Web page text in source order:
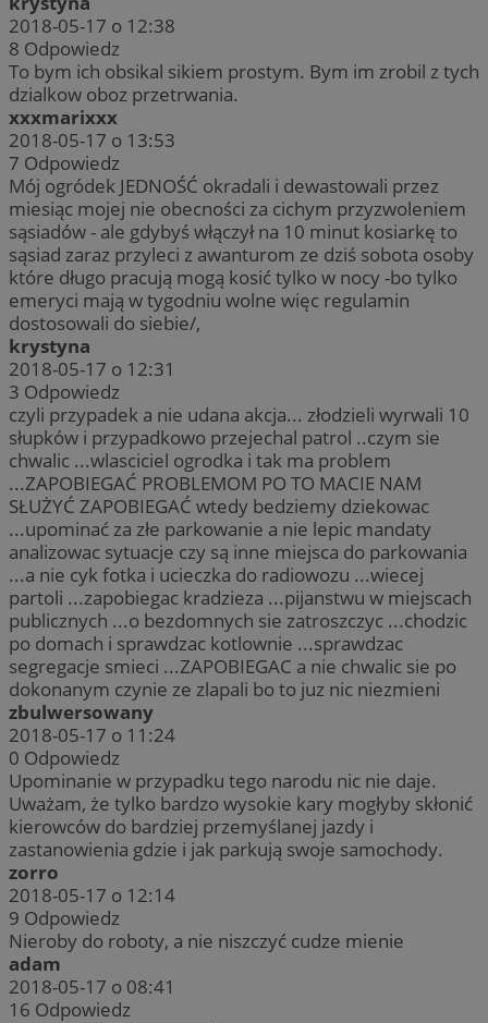
2018-05-17 o 12:38
8 Odpowiedz
To bym ich obsikal sikiem prostym. Bym im zrobil z tych
dzialkow oboz przetrwania.
xxxmarixxx
2018-05-17 o 13:53
7 Odpowiedz
Mój ogródek JEDNOŚĆ okradali i dewastowali przez
miesiąc mojej nie obecności za cichym przyzwoleniem
sąsiadów - ale gdybyś włączył na 10 minut kosiarkę to
sąsiad zaraz przyleci z awanturom ze dziś sobota osoby
które długo pracują mogą kosić tylko w nocy -bo tylko
emeryci mają w tygodniu wolne więc regulamin
dostosowali do siebie/,
krystyna
2018-05-17 o 12:31
3 Odpowiedz
czyli przypadek a nie udana akcja... złodzieli wyrwali 10
słupków i przypadkowo przejechal patrol ..czym sie
chwalic ...wlasciciel ogrodka i tak ma problem
...ZAPOBIEGAĆ PROBLEMOM PO TO MACIE NAM
SŁUŻYĆ ZAPOBIEGAĆ wtedy bedziemy dziekowac
...upominać za złe parkowanie a nie lepic mandaty
analizowac sytuacje czy są inne miejsca do parkowania
...a nie cyk fotka i ucieczka do radiowozu ...wiecej
partoli ...zapobiegac kradzieza ...pijanstwu w miejscach
publicznych ...o bezdomnych sie zatroszczyc ...chodzic
po domach i sprawdzac kotlownie ...sprawdzac
segregacje smieci ...ZAPOBIEGAC a nie chwalic sie po
dokonanym czynie ze zlapali bo to juz nic niezmieni
zbulwersowany
2018-05-17 o 11:24
0 Odpowiedz
Upominanie w przypadku tego narodu nic nie daje.
Uważam, że tylko bardzo wysokie kary mogłyby skłonić
kierowców do bardziej przemyślanej jazdy i
zastanowienia gdzie i jak parkują swoje samochody.
zorro
2018-05-17 o 12:14
9 Odpowiedz
Nieroby do roboty, a nie niszczyć cudze mienie
adam
2018-05-17 o 08:41
16 Odpowiedz